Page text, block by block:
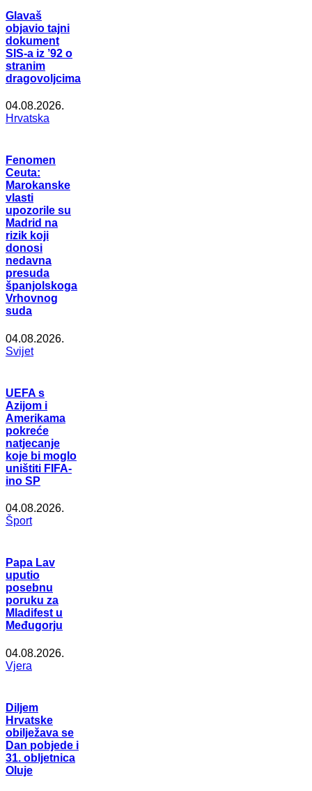
Glavaš
objavio tajni
dokument
SIS-a iz ’92 o
stranim
dragovoljcima
04.08.2026.
Hrvatska
Fenomen
Ceuta:
Marokanske
vlasti
upozorile su
Madrid na
rizik koji
donosi
nedavna
presuda
španjolskoga
Vrhovnog
suda
04.08.2026.
Svijet
UEFA s
Azijom i
Amerikama
pokreće
natjecanje
koje bi moglo
uništiti FIFA-
ino SP
04.08.2026.
Šport
Papa Lav
uputio
posebnu
poruku za
Mladifest u
Međugorju
04.08.2026.
Vjera
Diljem
Hrvatske
obilježava se
Dan pobjede i
31. obljetnica
Oluje